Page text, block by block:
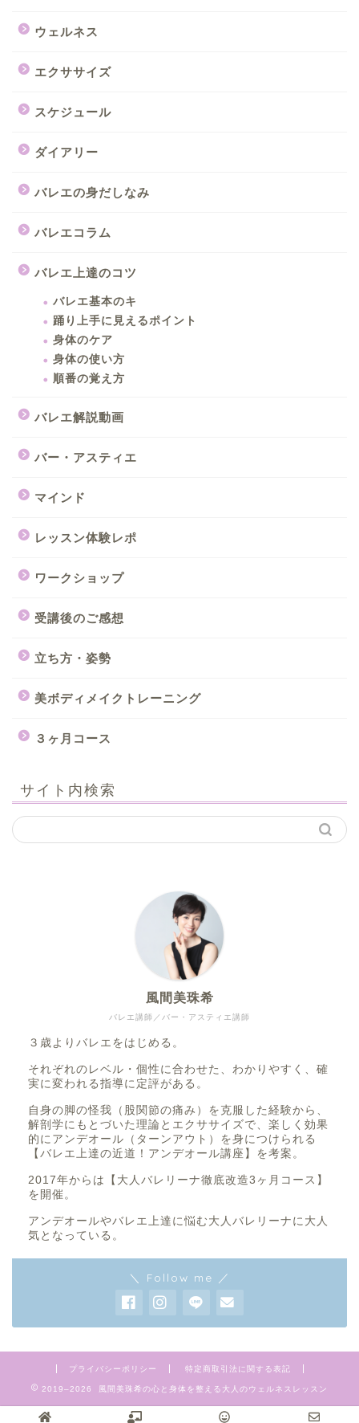
ウェルネス
エクササイズ
スケジュール
ダイアリー
バレエの身だしなみ
バレエコラム
バレエ上達のコツ
バレエ基本のキ
踊り上手に見えるポイント
身体のケア
身体の使い方
順番の覚え方
バレエ解説動画
バー・アスティエ
マインド
レッスン体験レポ
ワークショップ
受講後のご感想
立ち方・姿勢
美ボディメイクトレーニング
３ヶ月コース
サイト内検索
バレエ講師／バー・アスティエ講師
風間美珠希
３歳よりバレエをはじめる。
それぞれのレベル・個性に合わせた、わかりやすく、確
実に変われる指導に定評がある。
自身の脚の怪我（股関節の痛み）を克服した経験から、
解剖学にもとづいた理論とエクササイズで、楽しく効果
的にアンデオール（ターンアウト）を身につけられる
【バレエ上達の近道！アンデオール講座】を考案。
2017年からは【大人バレリーナ徹底改造3ヶ月コース】
を開催。
アンデオールやバレエ上達に悩む大人バレリーナに大人
気となっている。
＼ Follow me ／
プライバシーポリシー 特定商取引法に関する表記
2019–2026 風間美珠希の心と身体を整える大人のウェルネスレッスン